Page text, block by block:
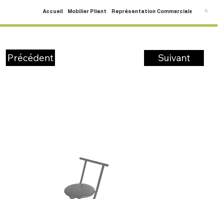
Accueil Mobilier Pliant Représentation Commerciale SAV
Précédent Suivant